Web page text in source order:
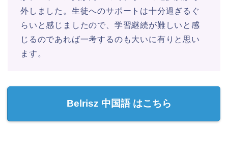
外しました。生徒へのサポートは十分過ぎるぐ
らいと感じましたので、学習継続が難しいと感
じるのであれば一考するのも大いに有りと思い
ます。
Belrisz 中国語 はこちら